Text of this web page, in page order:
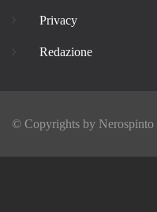
Privacy
Redazione
© Copyrights by Nerospinto